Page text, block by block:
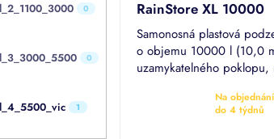
0
0
1
RainStore XL 10000
Samonosná plastová
o objemu 10000 l (10,0
uzamykatelného poklopu,
skladování dešťové či
Na
do 4 týdnů